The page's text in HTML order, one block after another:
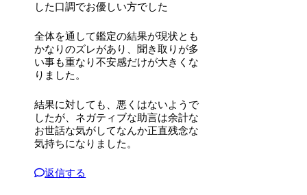
した口調でお優しい方でした
全体を通して鑑定の結果が現状とも
かなりのズレがあり、聞き取りが多
い事も重なり不安感だけが大きくな
りました。
結果に対しても、悪くはないようで
したが、ネガティブな助言は余計な
お世話な気がしてなんか正直残念な
気持ちになりました。
返信する